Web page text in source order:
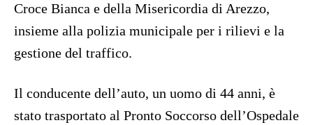
Croce Bianca e della Misericordia di Arezzo,
insieme alla polizia municipale per i rilievi e la
gestione del traffico.
Il conducente dell’auto, un uomo di 44 anni, è
stato trasportato al Pronto Soccorso dell’Ospedale